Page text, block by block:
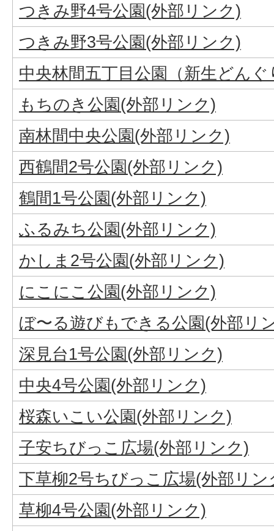
つきみ野4号公園(外部リンク)
つきみ野3号公園(外部リンク)
中央林間五丁目公園（新生どん
もちのき公園(外部リンク)
南林間中央公園(外部リンク)
西鶴間2号公園(外部リンク)
鶴間1号公園(外部リンク)
ふるみち公園(外部リンク)
かしま2号公園(外部リンク)
にこにこ公園(外部リンク)
ぼ〜る遊びもできる公園(外部リ
深見台1号公園(外部リンク)
中央4号公園(外部リンク)
桜森いこい公園(外部リンク)
子安ちびっこ広場(外部リンク)
下草柳2号ちびっこ広場(外部リン
草柳4号公園(外部リンク)